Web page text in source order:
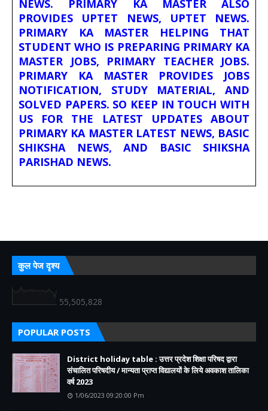
NEWS. PRIMARY KA MASTER ALSO
PROVIDES UPTET NEWS, UPTET NEWS.
PRIMARY KA MASTER HELPING THAT
STUDENT WHO IS PREPARING PRIMARY KA
MASTER JOBS, PRIMARY TEACHER JOBS.
PRIMARY KA MASTER PROVIDES JOBS
NOTIFICATION, STUDY MATERIAL, AND
SOLVED PAPERS. SO KEEP IN TOUCH WITH
US FOR THE LATEST UPDATES ABOUT
PRIMARY KA MASTER LATEST NEWS, BASIC
SHIKSHA NEWS, AND BASIC SHIKSHA
PARISHAD NEWS.
कुल पेज दृश्य
55,505,828
POPULAR POSTS
District holiday table : उत्तर प्रदेश शिक्षा परिषद द्वारा
संचालित परिषदीय / मान्यता प्राप्त विद्यालयों के लिये अवकाश तालिका
वर्ष 2023
1/06/2023 09:20:00 Pm